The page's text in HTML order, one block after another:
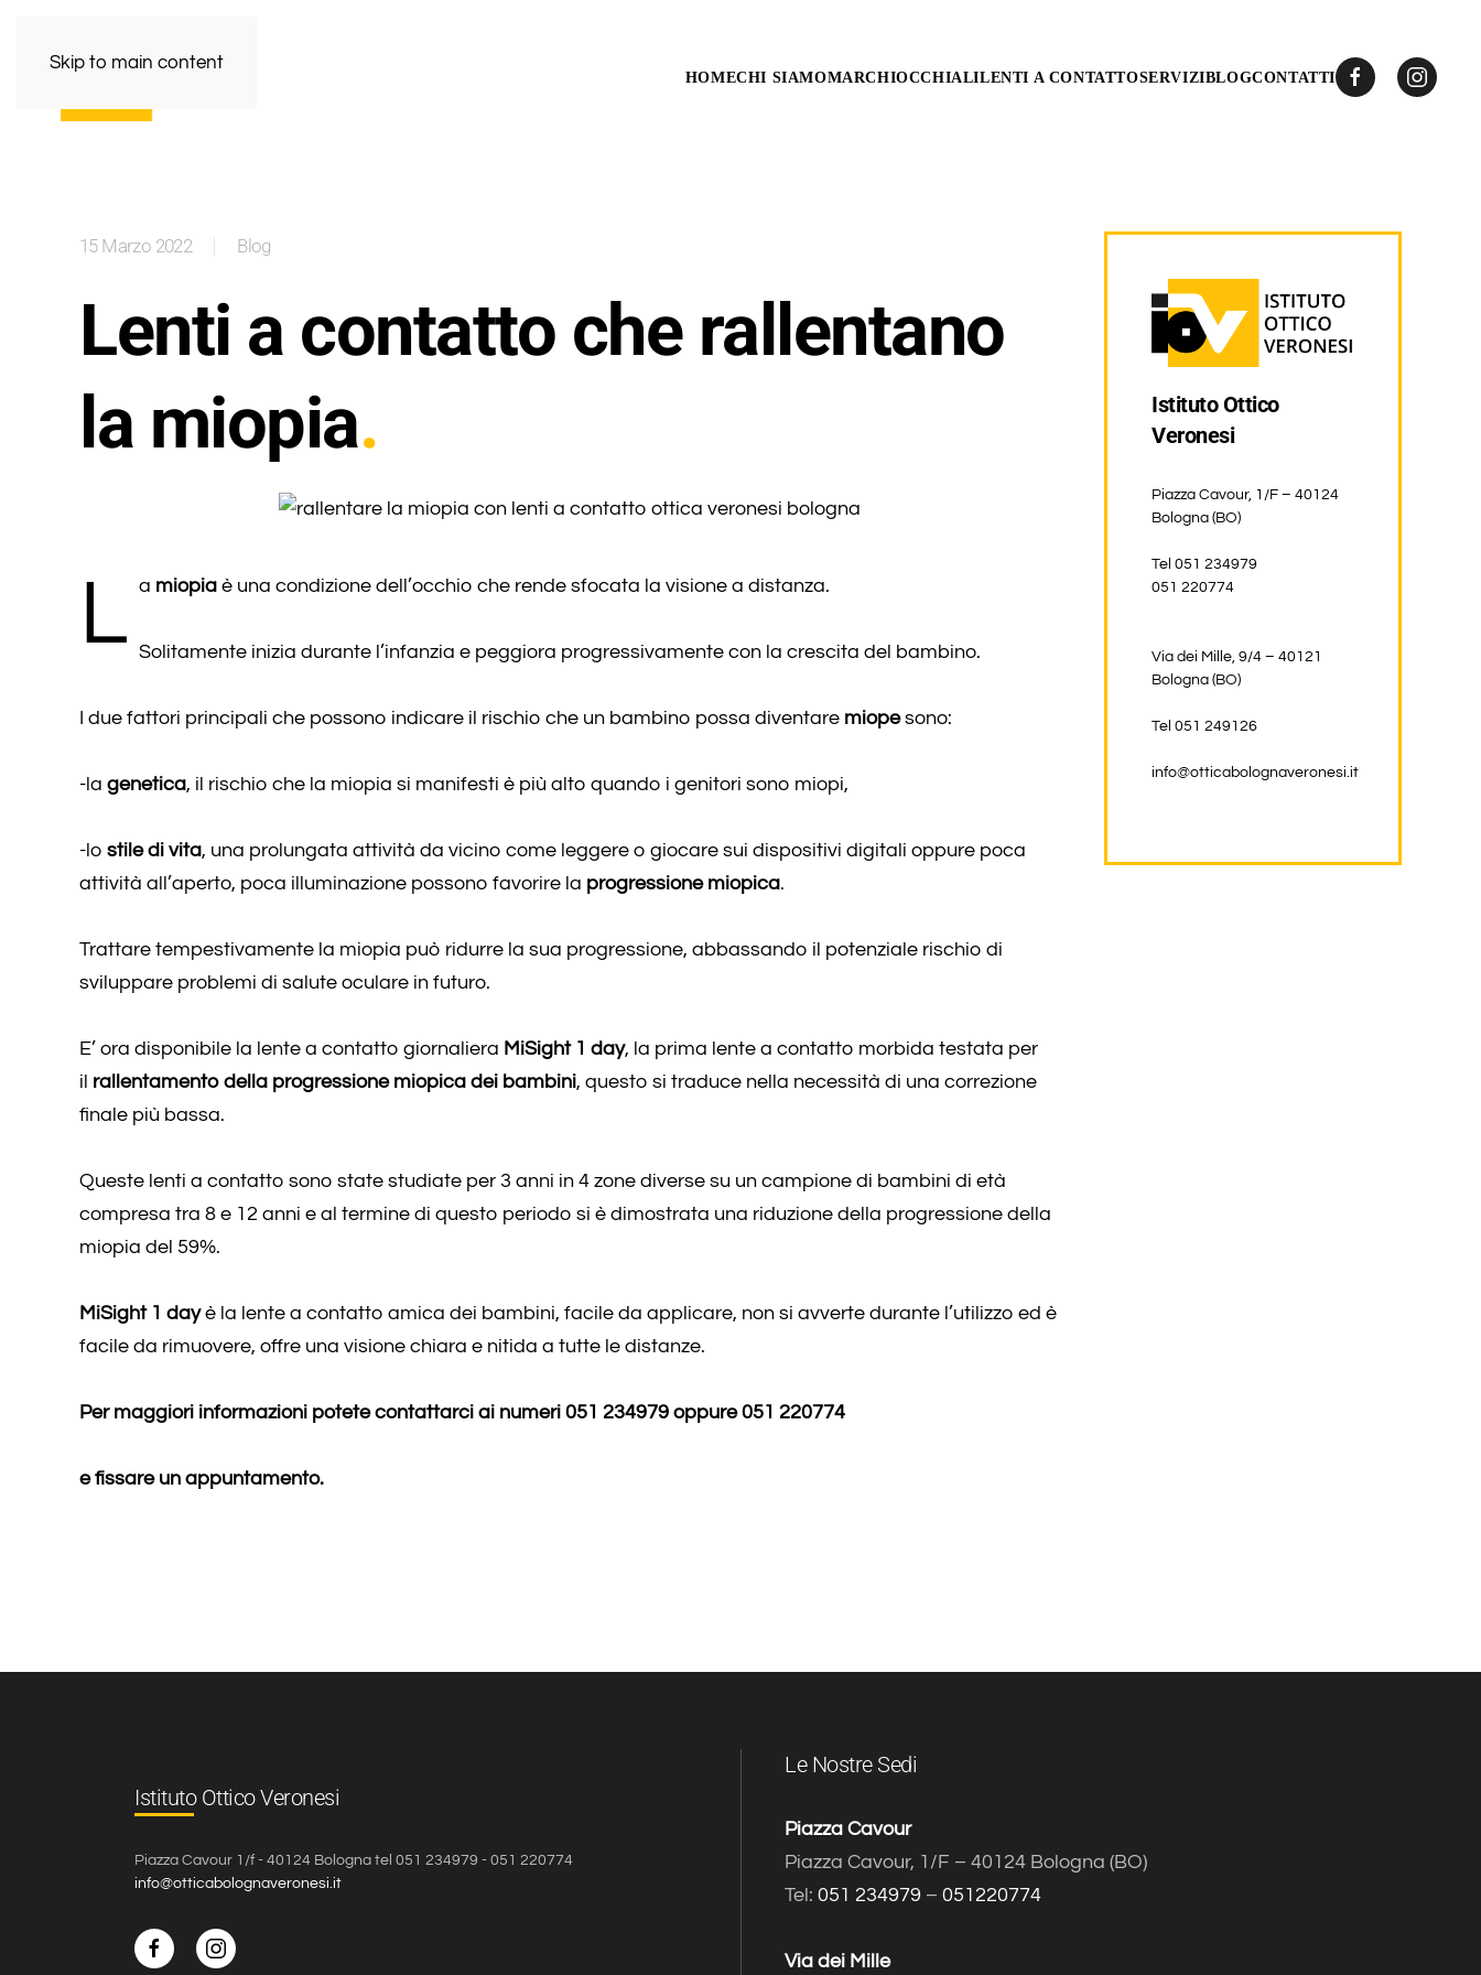
Skip to main content
HOMECHI SIAMOMARCHIOCCHIALILENTI A CONTATTOSERVIZIBLOGCONTATTI
15 Marzo 2022 Blog
Lenti a contatto che rallentano
la miopia
L a miopia è una condizione dell’occhio che rende sfocata la visione a distanza.
Solitamente inizia durante l’infanzia e peggiora progressivamente con la crescita del bambino.
I due fattori principali che possono indicare il rischio che un bambino possa diventare miopesono:
-la genetica, il rischio che la miopia si manifesti è più alto quando i genitori sono miopi,
-lo stile di vita, una prolungata attività da vicino come leggere o giocare sui dispositivi digitali oppure poca
attività all’aperto, poca illuminazione possono favorire la progressione miopica.
Trattare tempestivamente la miopia può ridurre la sua progressione, abbassando il potenziale rischio di
sviluppare problemi di salute oculare in futuro.
E’ ora disponibile la lente a contatto giornaliera MiSight 1 day, la prima lente a contatto morbida testata per
il rallentamento della progressione miopica dei bambini, questo si traduce nella necessità di una correzione
finale più bassa.
Queste lenti a contatto sono state studiate per 3 anni in 4 zone diverse su un campione di bambini di età
compresa tra 8 e 12 anni e al termine di questo periodo si è dimostrata una riduzione della progressione della
miopia del 59%.
MiSight 1 dayè la lente a contatto amica dei bambini, facile da applicare, non si avverte durante l’utilizzo ed è
facile da rimuovere, offre una visione chiara e nitida a tutte le distanze.
Per maggiori informazioni potete contattarci ai numeri 051 234979 oppure 051 220774
e fissare un appuntamento.
Istituto Ottico
Veronesi
Piazza Cavour, 1/F – 40124
Bologna (BO)
Tel 051 234979
051 220774
Via dei Mille, 9/4 – 40121
Bologna (BO)
Tel 051 249126
info@otticabolognaveronesi.it
Istituto Ottico Veronesi
Piazza Cavour 1/f - 40124 Bologna tel 051 234979 - 051 220774
info@otticabolognaveronesi.it
Le Nostre Sedi
Piazza Cavour
Piazza Cavour, 1/F – 40124 Bologna (BO)
Tel: 051 234979 – 051220774
Via dei Mille